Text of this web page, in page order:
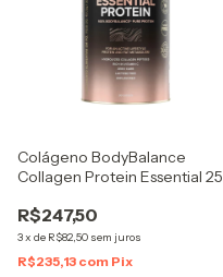
Colágeno BodyBalance
Collagen Protein Essential 25
R$247,50
3x de R$82,50 sem juros
R$235,13 com Pix